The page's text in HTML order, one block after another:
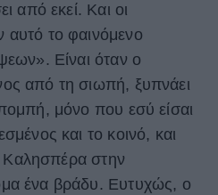
από εκεί. Και οι
αυτό το φαινόμενο
Είναι όταν ο
από τη σιωπή, ξυπνάει
μόνο που εσύ είσαι
και το κοινό, και
Καλησπέρα στην
ένα βράδυ. Ευτυχώς, ο